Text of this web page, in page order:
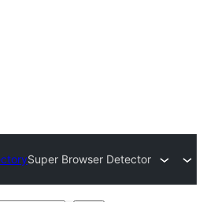
Super Browser Detector